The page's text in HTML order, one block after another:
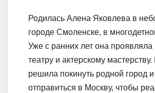
Родилась Алена Яковлева в
городе Смоленске, в
Уже с ранних лет она проявляла
театру и актерскому
решила покинуть родной город и
отправиться в Москву, чтобы